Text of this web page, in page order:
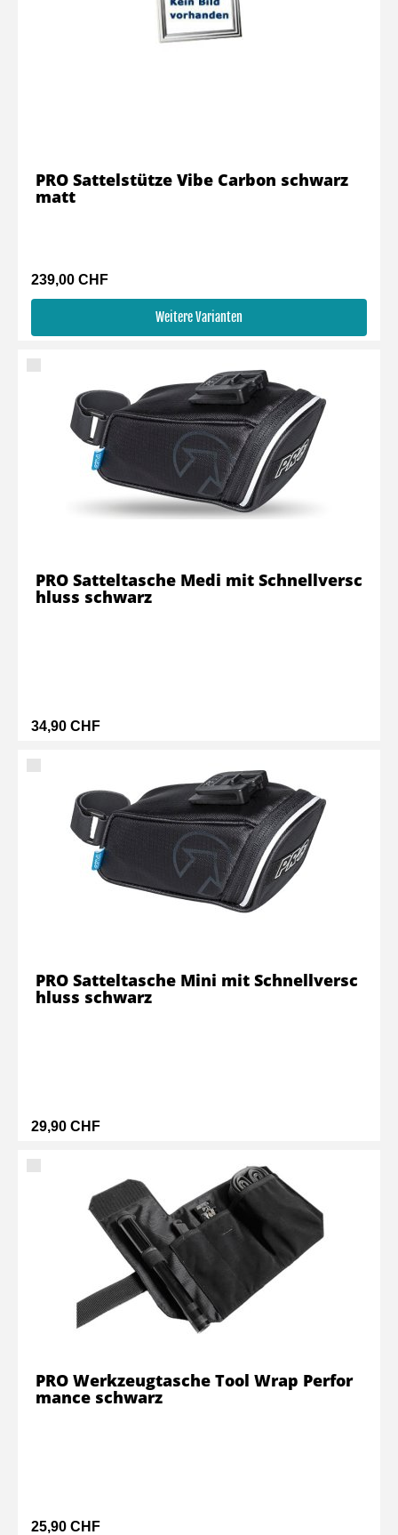
239,00 CHF
Weitere Varianten
PRO Sattelstütze Vibe Carbon schwarz
matt
34,90 CHF
PRO Satteltasche Medi mit Schnellversc
hluss schwarz
29,90 CHF
PRO Satteltasche Mini mit Schnellversc
hluss schwarz
25,90 CHF
PRO Werkzeugtasche Tool Wrap Perfor
mance schwarz